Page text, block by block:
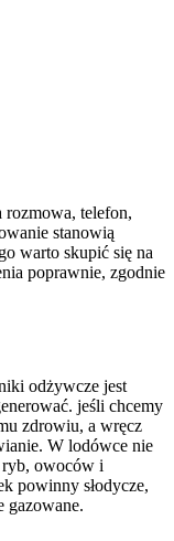
rozmowa, telefon,
stanowią
warto skupić się na
poprawnie, zgodnie
odżywcze jest
jeśli chcemy
zdrowiu, a wręcz
W lodówce nie
ryb, owoców i
powinny słodycze,
gazowane.